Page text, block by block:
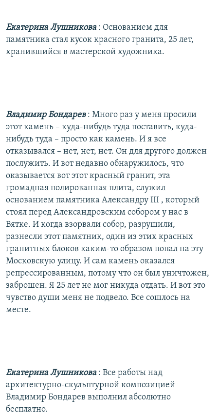
Екатерина Лушникова : Основанием для
памятника стал кусок красного гранита, 25 лет,
хранившийся в мастерской художника.
Владимир Бондарев : Много раз у меня просили
этот камень – куда-нибудь туда поставить, куда-
нибудь туда – просто как камень. И я все
отказывался – нет, нет, нет. Он для другого должен
послужить. И вот недавно обнаружилось, что
оказывается вот этот красный гранит, эта
громадная полированная плита, служил
основанием памятника Александру III , который
стоял перед Александровским собором у нас в
Вятке. И когда взорвали собор, разрушили,
разнесли этот памятник, один из этих красных
гранитных блоков каким-то образом попал на эту
Московскую улицу. И сам камень оказался
репрессированным, потому что он был уничтожен,
заброшен. Я 25 лет не мог никуда отдать. И вот это
чувство души меня не подвело. Все сошлось на
месте.
Екатерина Лушникова : Все работы над
архитектурно-скульптурной композицией
Владимир Бондарев выполнил абсолютно
бесплатно.